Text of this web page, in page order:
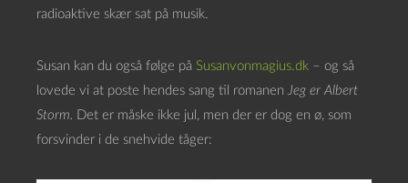
radioaktive skær sat på musik.
Susan kan du også følge på Susanvonmagius.dk – og så
lovede vi at poste hendes sang til romanen Jeg er Albert
Storm. Det er måske ikke jul, men der er dog en ø, som
forsvinder i de snehvide tåger: